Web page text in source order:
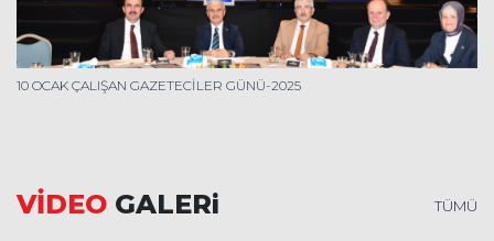
10 OCAK ÇALIŞAN GAZETECİLER GÜNÜ-2025
VİDEO GALERi TÜMÜ